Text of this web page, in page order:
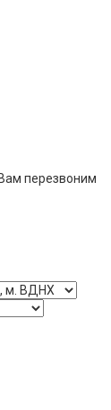
перезвоним